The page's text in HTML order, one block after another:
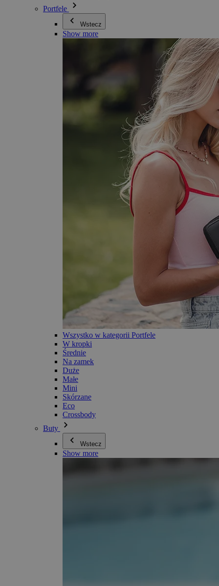
Portfele
Wstecz
Show more
Wszystko w kategorii Portfele
W kropki
Średnie
Na zamek
Duże
Małe
Mini
Skórzane
Eco
Crossbody
Buty
Wstecz
Show more